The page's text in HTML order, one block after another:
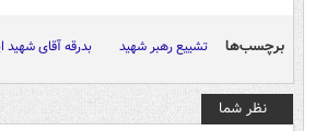
برچسب‌ها تشییع رهبر شهید بدرقه آقای شهید
نظر شما